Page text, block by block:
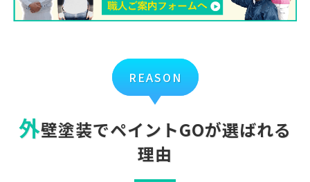
REASON
外壁塗装でペイントGOが選ばれる
理由